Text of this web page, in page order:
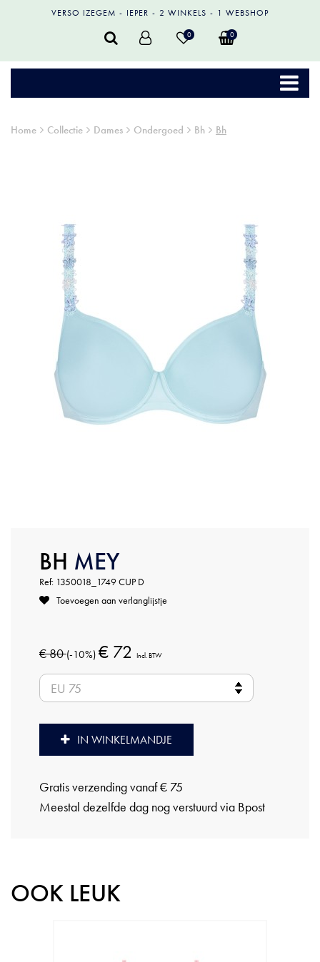
VERSO IZEGEM IEPER 2 WINKELS 1 WEBSHOP
0 0
Home Collectie Dames Ondergoed Bh Bh
BH MEY
Ref: 1350018_1749 CUP D
Toevoegen aan verlanglijstje
€ 80(-10%) € 72 Incl. BTW
IN WINKELMANDJE
Gratis verzending vanaf € 75
Meestal dezelfde dag nog verstuurd via Bpost
OOK LEUK